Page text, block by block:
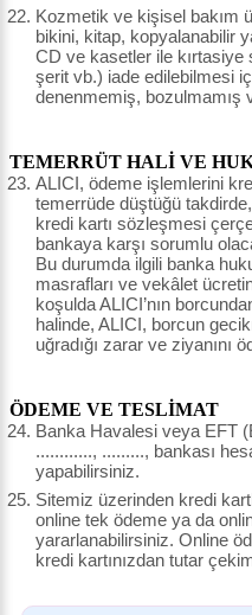
Kozmetik ve kişisel bakım
bikini, kitap, kopyalanabilir
CD ve kasetler ile
şerit vb.) iade edilebilmesi
denenmemiş, bozulmamış
TEMERRÜT HALİ VE
ALICI, ödeme işlemlerini
temerrüde düştüğü
kredi kartı sözleşmesi
bankaya karşı sorumlu
Bu durumda ilgili banka
masrafları ve vekâlet
koşulda ALICI’nın
halinde, ALICI, borcun
uğradığı zarar ve ziyanını
ÖDEME VE TESLİMAT
Banka Havalesi veya EFT
............, ........., bankası
yapabilirsiniz.
Sitemiz üzerinden kredi
online tek ödeme ya da
yararlanabilirsiniz. Online
kredi kartınızdan tutar